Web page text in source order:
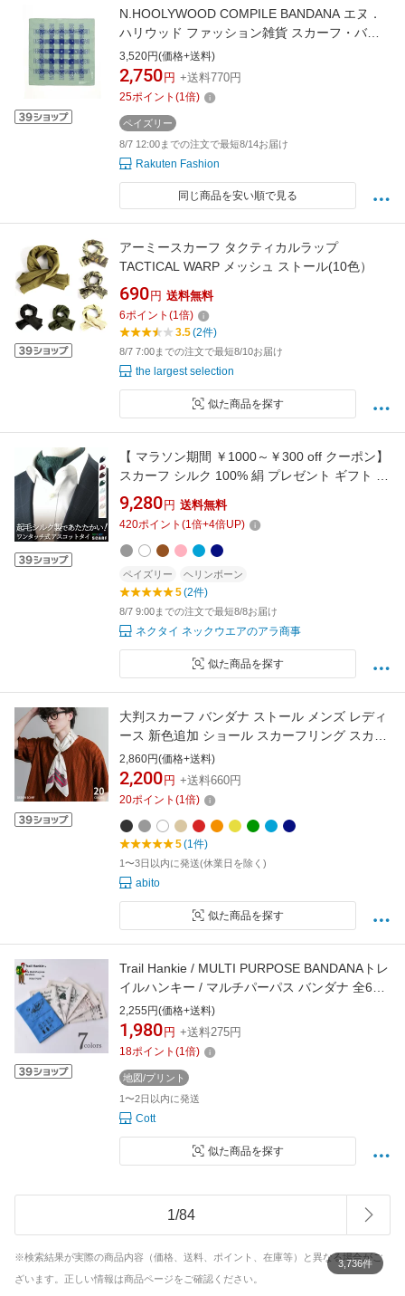
N.HOOLYWOOD COMPILE BANDANA エヌ．
ハリウッド ファッション雑貨 スカーフ・バン
ダナ ブラック
3,520円(価格+送料)
2,750 円 +送料770円
25ポイント (1倍)
ペイズリー
8/7 12:00までの注文で最短8/14お届け
Rakuten Fashion
同じ商品を安い順で見る
アーミースカーフ タクティカルラップ
TACTICAL WARP メッシュ ストール(10色）
690 円 送料無料
6ポイント (1倍)
3.5(2件)
8/7 7:00までの注文で最短8/10お届け
the largest selection
似た商品を探す
【 マラソン期間 ￥1000～￥300 off クーポン】
スカーフ シルク 100% 絹 プレゼント ギフト 簡
単 ミニスカーフ アスコットタイ レディース メ
ンズ 首元 シワ隠し 日焼け防止 40代 50代 60代
70代 おしゃれ エレガント 上品 旅行 敬老の日
送料無料
9,280 円 送料無料
420ポイント (1倍+4倍UP)
ペイズリー ヘリンボーン
5(2件)
8/7 9:00までの注文で最短8/8お届け
ネクタイ ネックウエアのアラ商事
似た商品を探す
大判スカーフ バンダナ ストール メンズ レディ
ース 新色追加 ショール スカーフリング スカー
フ留め 正方形 70×70cm 薄手 総柄 幾何学 ペイ
ズリー ドット オフィス 通勤 カジュアル きれい
め 古着 ギフト プレゼント 母の日 春夏 12688
2,860円(価格+送料)
2,200 円 +送料660円
20ポイント (1倍)
5(1件)
1〜3日以内に発送(休業日を除く)
abito
似た商品を探す
Trail Hankie / MULTI PURPOSE BANDANAトレ
イルハンキー / マルチパーパス バンダナ 全6色
[ネコポス対応]
2,255円(価格+送料)
1,980 円 +送料275円
18ポイント (1倍)
地図/プリント
1〜2日以内に発送
Cott
似た商品を探す
1/84
※検索結果が実際の商品内容（価格、送料、ポイント、在庫等）と異なる場合がご
ざいます。正しい情報は商品ページをご確認ください。
3,736件